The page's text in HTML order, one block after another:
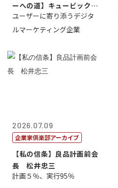
ーへの道】キュービック代
表取締役CE...
ユーザーに寄り添うデジタ
ルマーケティング企業
2026.07.09
企業家倶楽部アーカイブ
【私の信条】良品計画前会
長 松井忠三
計画５％、実行95％